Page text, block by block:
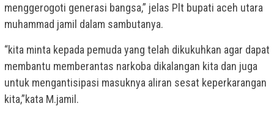
menggerogoti generasi bangsa,” jelas Plt bupati aceh utara
muhammad jamil dalam sambutanya.
“kita minta kepada pemuda yang telah dikukuhkan agar dapat
membantu memberantas narkoba dikalangan kita dan juga
untuk mengantisipasi masuknya aliran sesat keperkarangan
kita,”kata M.jamil.